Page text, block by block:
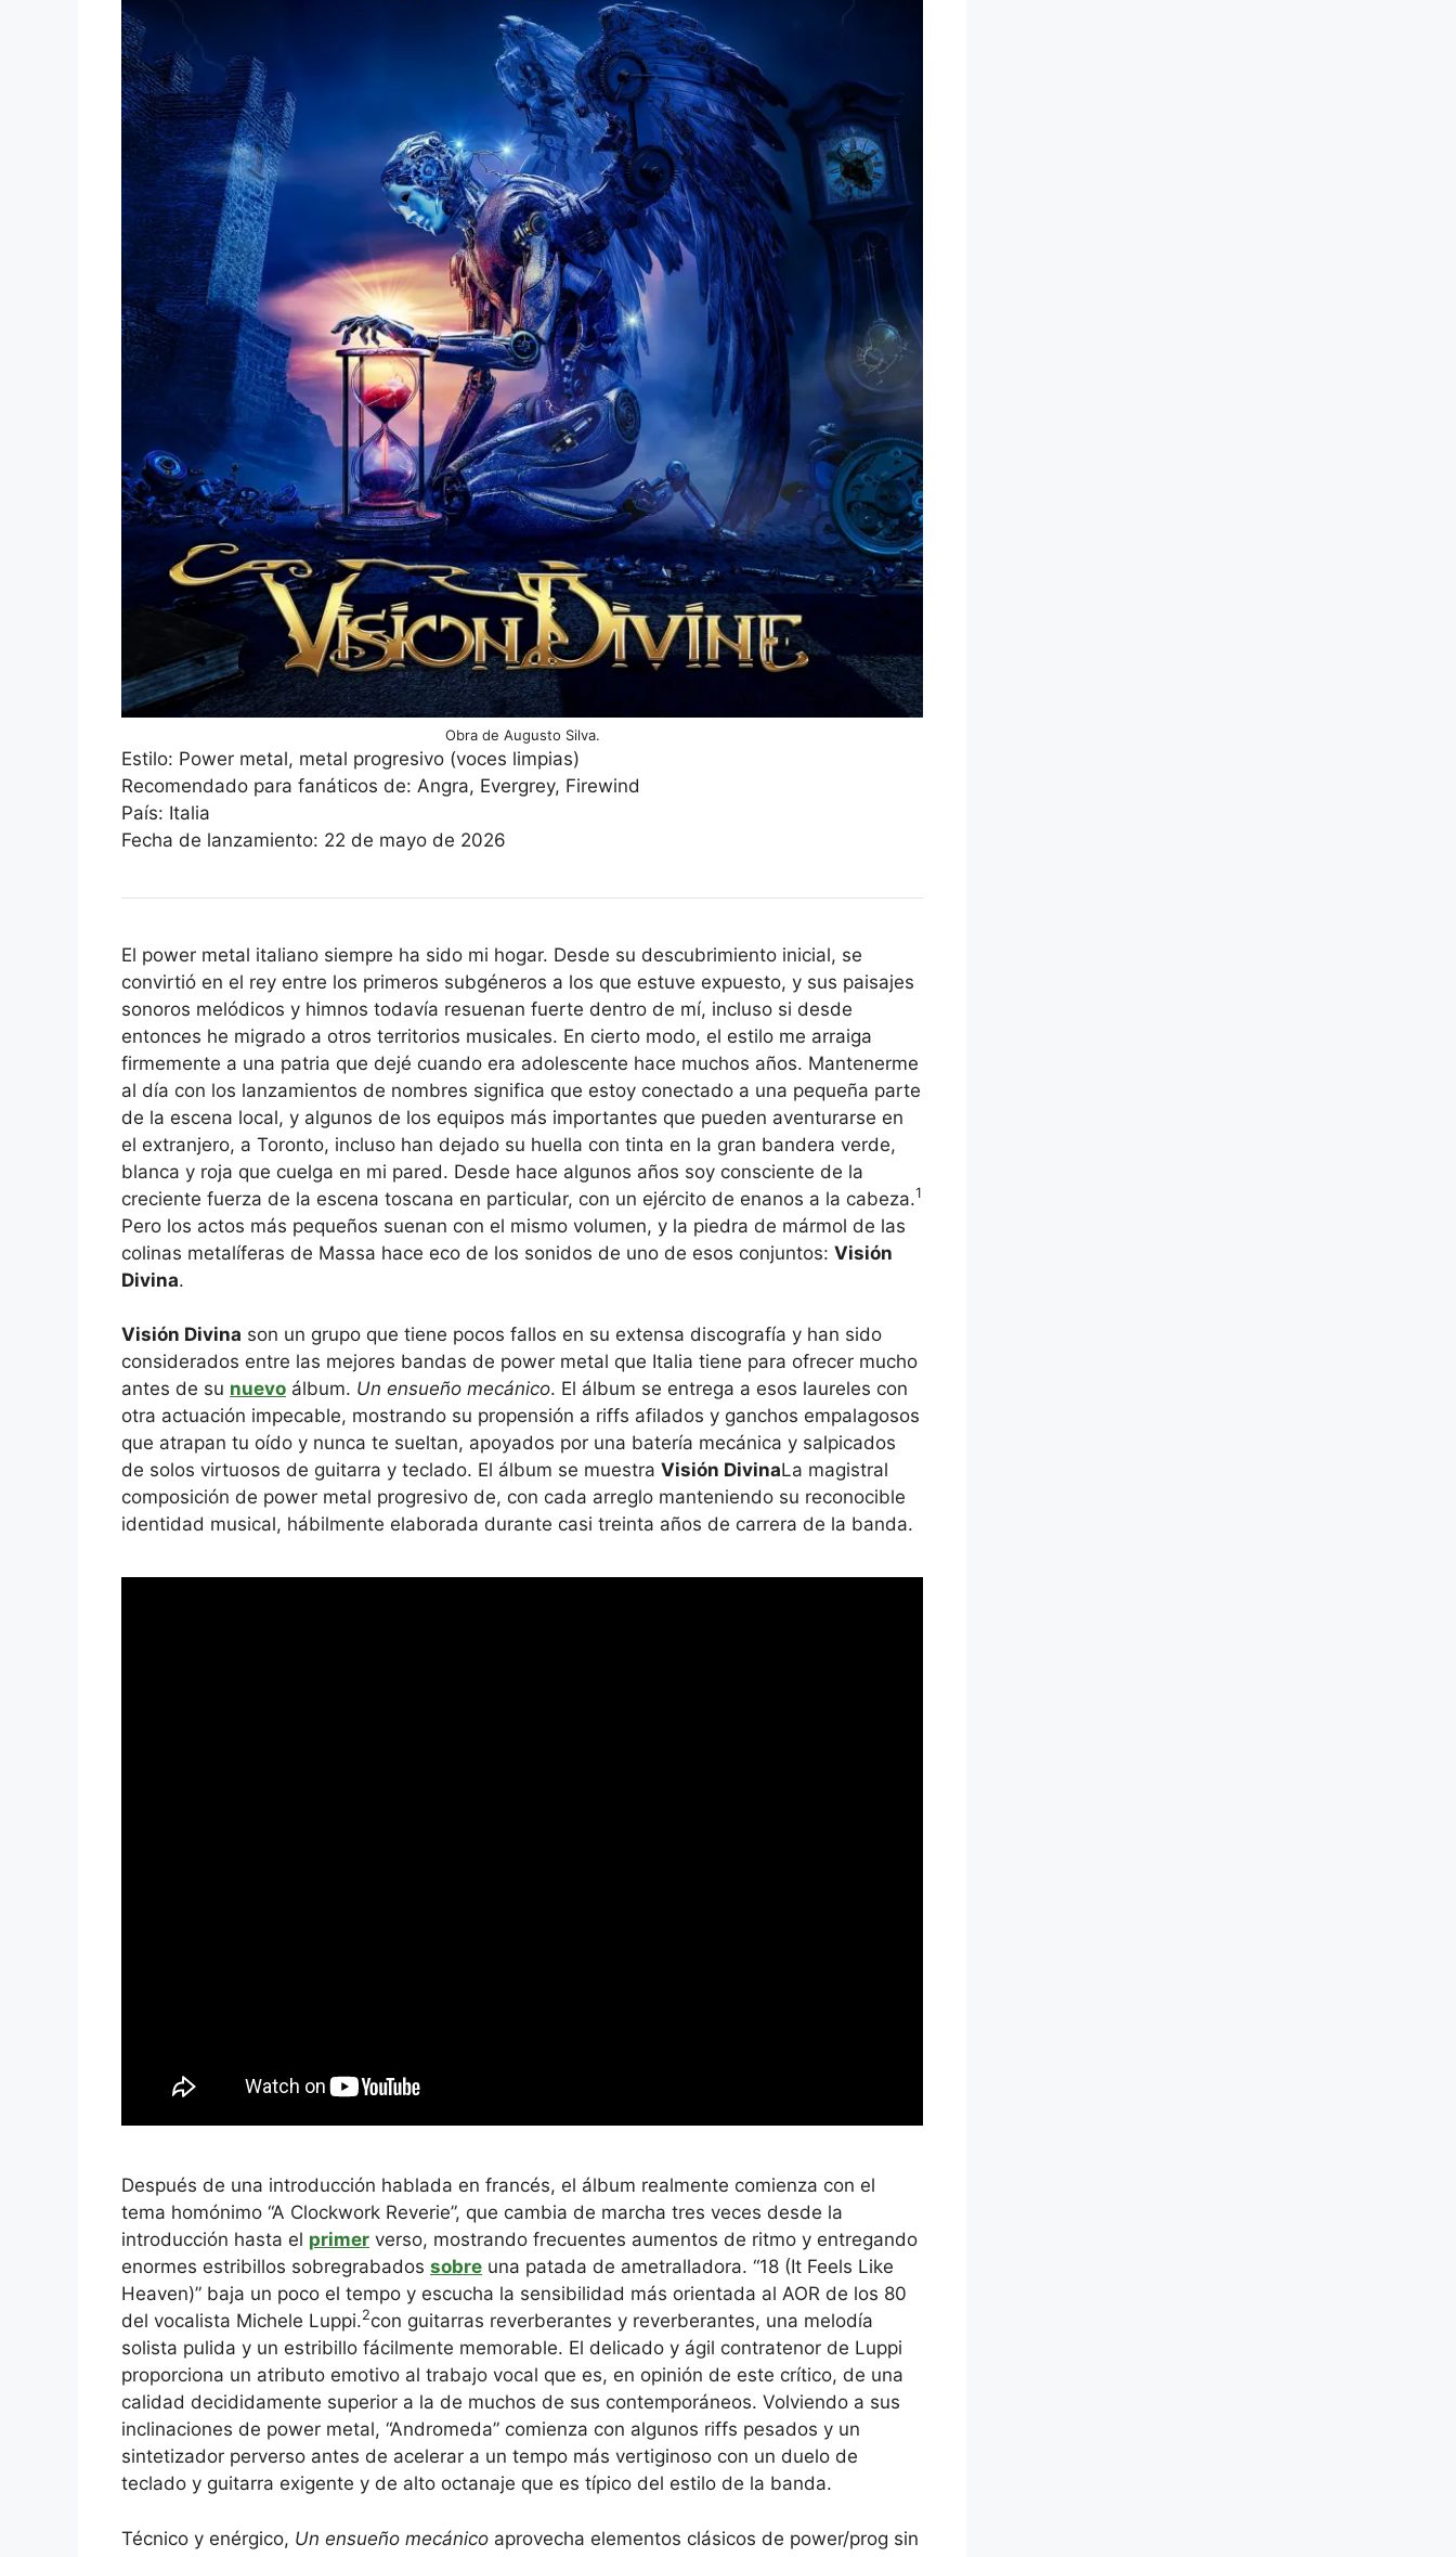
Obra de Augusto Silva.
Estilo: Power metal, metal progresivo (voces limpias)
Recomendado para fanáticos de: Angra, Evergrey, Firewind
País: Italia
Fecha de lanzamiento: 22 de mayo de 2026
El power metal italiano siempre ha sido mi hogar. Desde su descubrimiento inicial, se
convirtió en el rey entre los primeros subgéneros a los que estuve expuesto, y sus paisajes
sonoros melódicos y himnos todavía resuenan fuerte dentro de mí, incluso si desde
entonces he migrado a otros territorios musicales. En cierto modo, el estilo me arraiga
firmemente a una patria que dejé cuando era adolescente hace muchos años. Mantenerme
al día con los lanzamientos de nombres significa que estoy conectado a una pequeña parte
de la escena local, y algunos de los equipos más importantes que pueden aventurarse en
el extranjero, a Toronto, incluso han dejado su huella con tinta en la gran bandera verde,
blanca y roja que cuelga en mi pared. Desde hace algunos años soy consciente de la
creciente fuerza de la escena toscana en particular, con un ejército de enanos a la cabeza.1
Pero los actos más pequeños suenan con el mismo volumen, y la piedra de mármol de las
colinas metalíferas de Massa hace eco de los sonidos de uno de esos conjuntos: Visión
Divina.
Visión Divina son un grupo que tiene pocos fallos en su extensa discografía y han sido
considerados entre las mejores bandas de power metal que Italia tiene para ofrecer mucho
antes de su nuevo álbum. Un ensueño mecánico. El álbum se entrega a esos laureles con
otra actuación impecable, mostrando su propensión a riffs afilados y ganchos empalagosos
que atrapan tu oído y nunca te sueltan, apoyados por una batería mecánica y salpicados
de solos virtuosos de guitarra y teclado. El álbum se muestra Visión DivinaLa magistral
composición de power metal progresivo de, con cada arreglo manteniendo su reconocible
identidad musical, hábilmente elaborada durante casi treinta años de carrera de la banda.
Después de una introducción hablada en francés, el álbum realmente comienza con el
tema homónimo “A Clockwork Reverie”, que cambia de marcha tres veces desde la
introducción hasta el primer verso, mostrando frecuentes aumentos de ritmo y entregando
enormes estribillos sobregrabados sobre una patada de ametralladora. “18 (It Feels Like
Heaven)” baja un poco el tempo y escucha la sensibilidad más orientada al AOR de los 80
del vocalista Michele Luppi.2con guitarras reverberantes y reverberantes, una melodía
solista pulida y un estribillo fácilmente memorable. El delicado y ágil contratenor de Luppi
proporciona un atributo emotivo al trabajo vocal que es, en opinión de este crítico, de una
calidad decididamente superior a la de muchos de sus contemporáneos. Volviendo a sus
inclinaciones de power metal, “Andromeda” comienza con algunos riffs pesados ​​y un
sintetizador perverso antes de acelerar a un tempo más vertiginoso con un duelo de
teclado y guitarra exigente y de alto octanaje que es típico del estilo de la banda.
Técnico y enérgico, Un ensueño mecánico aprovecha elementos clásicos de power/prog sin